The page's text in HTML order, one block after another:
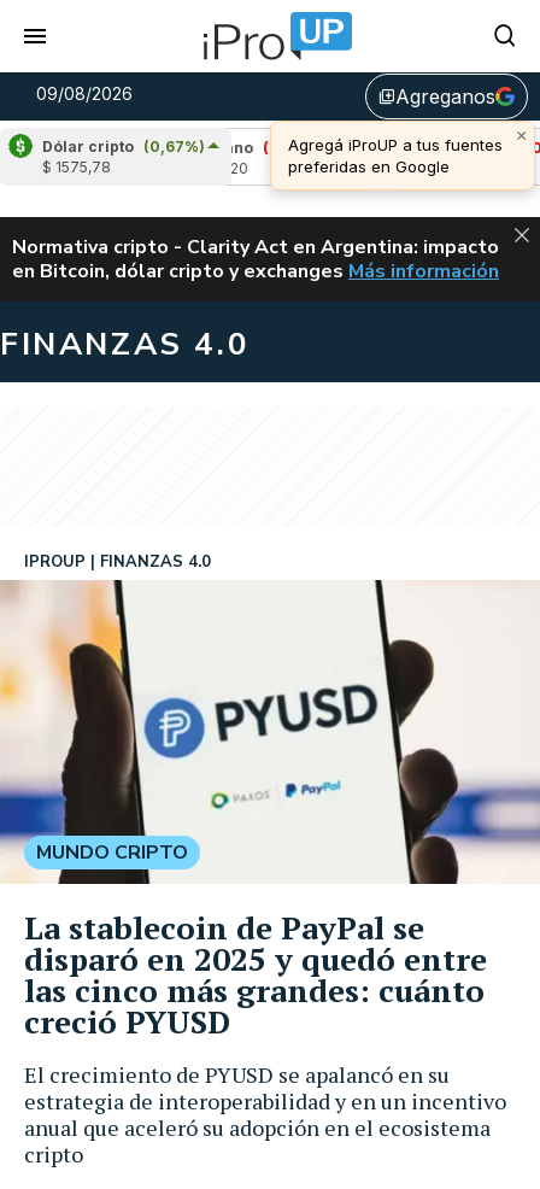
09/08/2026 library_addAgreganos
×
Agregá iProUP a tus fuentes
preferidas en Google
Dólar cripto (0,67%)
$ 1575,78
Cardano
(-1,36%)
Avalanche (-
u$s 6,46
ALERTA
Normativa cripto - Clarity Act en Argentina: impacto
en Bitcoin, dólar cripto y exchanges CLARITY ACT EN
Más información
FINANZAS 4.0
El crecimiento de PYUSD se apalancó en su
estrategia de interoperabilidad y en un incentivo
anual que aceleró su adopción en el ecosistema
cripto
IPROUP FINANZAS 4.0
MUNDO CRIPTO
La stablecoin de PayPal se
disparó en 2025 y quedó entre
las cinco más grandes: cuánto
creció PYUSD